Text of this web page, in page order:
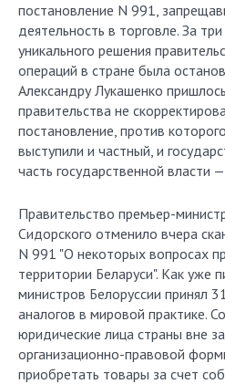
постановление N 991,
деятельность в торговле. За
уникального решения
операций в стране была
Александру Лукашенко
правительства не
постановление, против
выступили и частный, и
часть государственной власти
Правительство премьер-
Сидорского отменило вчера
N 991 "О некоторых вопросах
территории Беларуси". Как уже
министров Белоруссии принял
аналогов в мировой практике.
юридические лица страны вне
организационно-правовой
приобретать товары за счет